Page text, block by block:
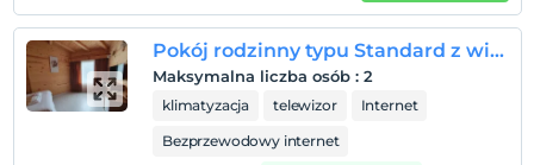
Pokój rodzinny typu Standard z widokiem na góry – 110
Maksymalna liczba osób : 2
klimatyzacja telewizor
Internet
Bezprzewodowy internet